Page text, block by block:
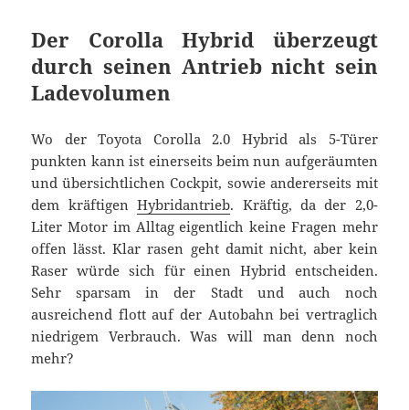
Der Corolla Hybrid überzeugt
durch seinen Antrieb nicht sein
Ladevolumen
Wo der Toyota Corolla 2.0 Hybrid als 5-Türer
punkten kann ist einerseits beim nun aufgeräumten
und übersichtlichen Cockpit, sowie andererseits mit
dem kräftigenHybridantrieb. Kräftig, da der 2,0-
Liter Motor im Alltag eigentlich keine Fragen mehr
offen lässt. Klar rasen geht damit nicht, aber kein
Raser würde sich für einen Hybrid entscheiden.
Sehr sparsam in der Stadt und auch noch
ausreichend flott auf der Autobahn bei vertraglich
niedrigem Verbrauch. Was will man denn noch
mehr?